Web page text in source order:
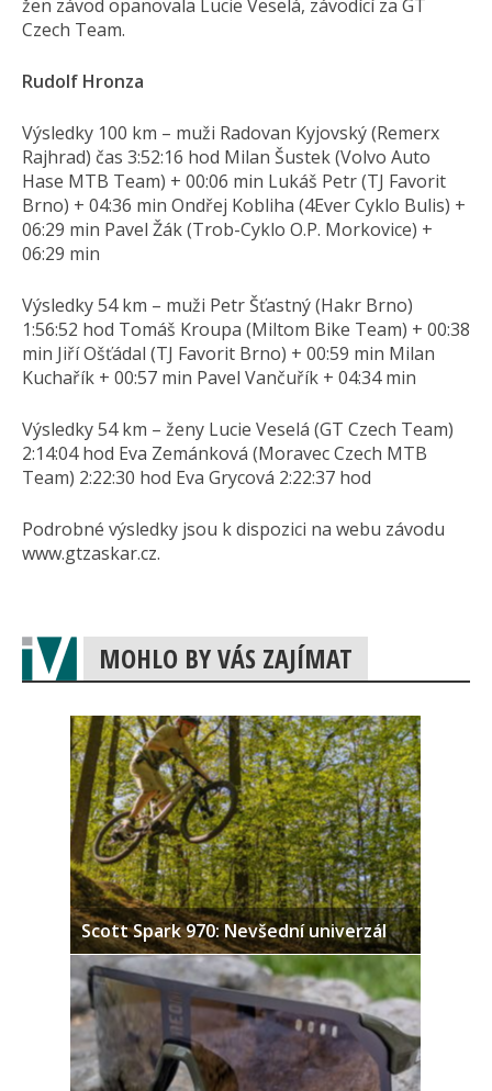
žen závod opanovala Lucie Veselá, závodící za GT
Czech Team.
Rudolf Hronza
Výsledky 100 km – muži Radovan Kyjovský (Remerx
Rajhrad) čas 3:52:16 hod Milan Šustek (Volvo Auto
Hase MTB Team) + 00:06 min Lukáš Petr (TJ Favorit
Brno) + 04:36 min Ondřej Kobliha (4Ever Cyklo Bulis) +
06:29 min Pavel Žák (Trob-Cyklo O.P. Morkovice) +
06:29 min
Výsledky 54 km – muži Petr Šťastný (Hakr Brno)
1:56:52 hod Tomáš Kroupa (Miltom Bike Team) + 00:38
min Jiří Ošťádal (TJ Favorit Brno) + 00:59 min Milan
Kuchařík + 00:57 min Pavel Vančuřík + 04:34 min
Výsledky 54 km – ženy Lucie Veselá (GT Czech Team)
2:14:04 hod Eva Zemánková (Moravec Czech MTB
Team) 2:22:30 hod Eva Grycová 2:22:37 hod
Podrobné výsledky jsou k dispozici na webu závodu
www.gtzaskar.cz.
MOHLO BY VÁS ZAJÍMAT
Scott Spark 970: Nevšední univerzál